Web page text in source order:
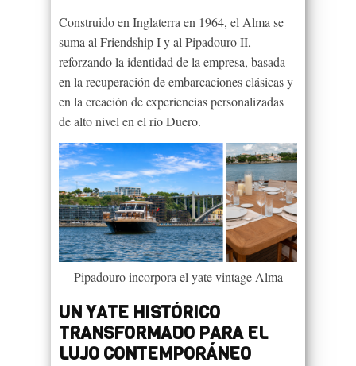
Construido en Inglaterra en 1964, el Alma se
suma al Friendship I y al Pipadouro II,
reforzando la identidad de la empresa, basada
en la recuperación de embarcaciones clásicas y
en la creación de experiencias personalizadas
de alto nivel en el río Duero.
Pipadouro incorpora el yate vintage Alma
UN YATE HISTÓRICO
TRANSFORMADO PARA EL
LUJO CONTEMPORÁNEO